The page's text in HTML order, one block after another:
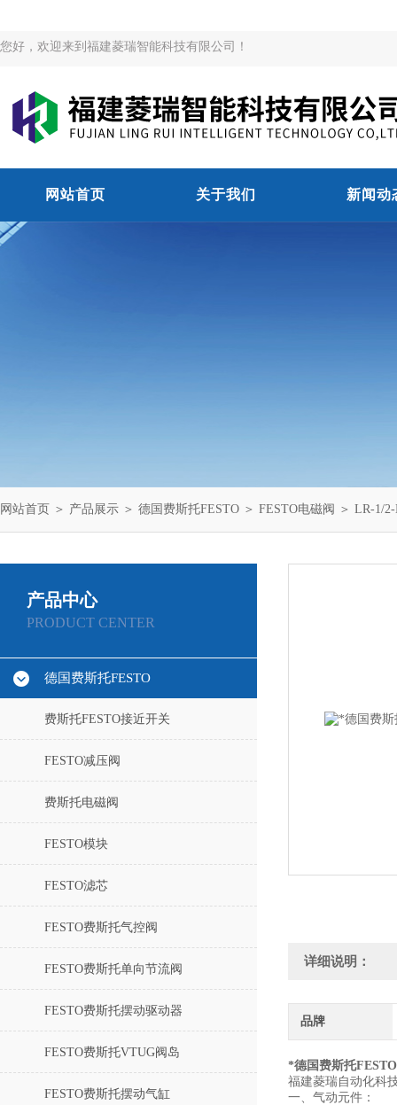
您好，欢迎来到福建菱瑞智能科技有限公司！
网站首页 关于我们 新闻动
网站首页 ＞ 产品展示 ＞ 德国费斯托FESTO ＞ FESTO电磁阀 ＞ LR-1/
产品中心
PRODUCT CENTER
德国费斯托FESTO
费斯托FESTO接近开关
FESTO减压阀
费斯托电磁阀
FESTO模块
FESTO滤芯
FESTO费斯托气控阀
FESTO费斯托单向节流阀
FESTO费斯托摆动驱动器
FESTO费斯托VTUG阀岛
FESTO费斯托摆动气缸
详细说明：
品牌
*德国费斯托
福建菱瑞自动化科
一、气动元件：